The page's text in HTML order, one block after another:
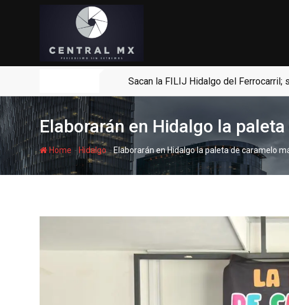
Sacan la FILIJ Hidalgo del Ferrocarril;
Elaborarán en Hidalgo la
Home - Hidalgo- Elaborarán en Hidalgo la paleta de caramelo